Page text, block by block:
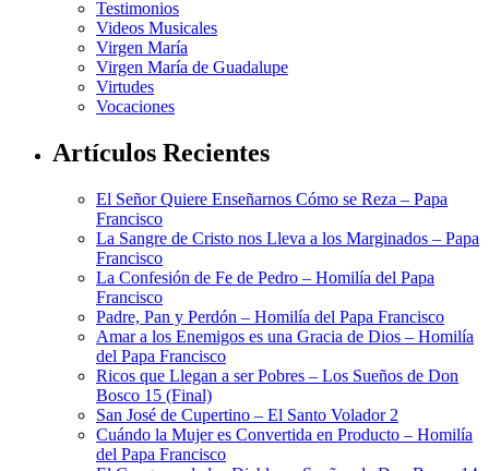
Testimonios
Videos Musicales
Virgen María
Virgen María de Guadalupe
Virtudes
Vocaciones
Artículos Recientes
El Señor Quiere Enseñarnos Cómo se Reza – Papa
Francisco
La Sangre de Cristo nos Lleva a los Marginados – Papa
Francisco
La Confesión de Fe de Pedro – Homilía del Papa
Francisco
Padre, Pan y Perdón – Homilía del Papa Francisco
Amar a los Enemigos es una Gracia de Dios – Homilía
del Papa Francisco
Ricos que Llegan a ser Pobres – Los Sueños de Don
Bosco 15 (Final)
San José de Cupertino – El Santo Volador 2
Cuándo la Mujer es Convertida en Producto – Homilía
del Papa Francisco